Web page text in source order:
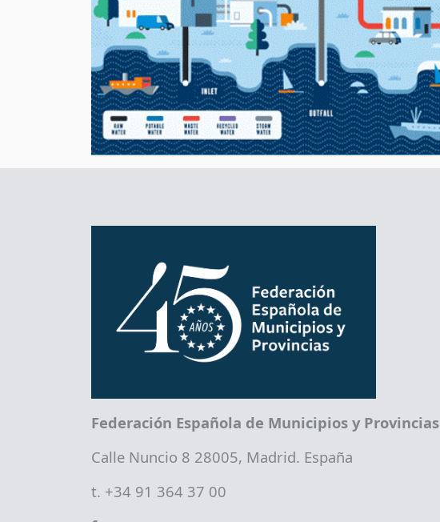
Federación Española de Municipios y Provincias
Calle Nuncio 8 28005, Madrid. España
t. +34 91 364 37 00